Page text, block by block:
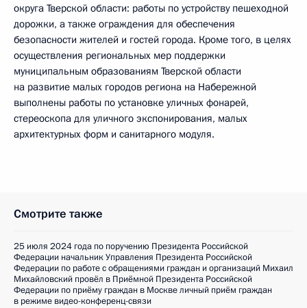
округа Тверской области: работы по устройству пешеходной
дорожки, а также ограждения для обеспечения
безопасности жителей и гостей города. Кроме того, в целях
осуществления региональных мер поддержки
муниципальным образованиям Тверской области
на развитие малых городов региона на Набережной
выполнены работы по установке уличных фонарей,
стереоскопа для уличного экспонирования, малых
архитектурных форм и санитарного модуля.
Смотрите также
25 июля 2024 года по поручению Президента Российской
Федерации начальник Управления Президента Российской
Федерации по работе с обращениями граждан и организаций Михаил
Михайловский провёл в Приёмной Президента Российской
Федерации по приёму граждан в Москве личный приём граждан
в режиме видео-конференц-связи